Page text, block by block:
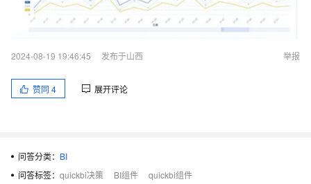
2024-08-19 19:46:45 发布于山西 举报
赞同 4 展开评论
问答分类： BI
问答标签： quickbi决策 BI组件
quickbi组件